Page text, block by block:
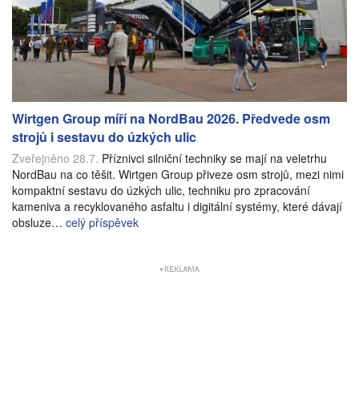
Wirtgen Group míří na NordBau 2026. Předvede osm
strojů i sestavu do úzkých ulic
Zveřejněno 28.7. Příznivci silniční techniky se mají na veletrhu
NordBau na co těšit. Wirtgen Group přiveze osm strojů, mezi nimi
kompaktní sestavu do úzkých ulic, techniku pro zpracování
kameniva a recyklovaného asfaltu i digitální systémy, které dávají
obsluze… celý příspěvek